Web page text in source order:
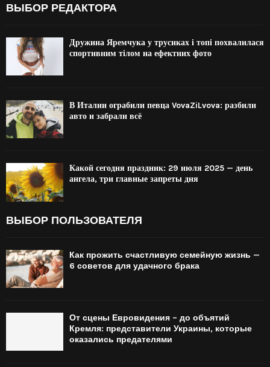
ВЫБОР РЕДАКТОРА
Дружина Яремчука у трусиках і топі похвалилася
спортивним тілом на ефектних фото
В Италии ограбили певца VovaZiLvova: разбили
авто и забрали всё
Какой сегодня праздник: 29 июля 2025 — день
ангела, три главные запреты дня
ВЫБОР ПОЛЬЗОВАТЕЛЯ
Как прожить счастливую семейную жизнь —
6 советов для удачного брака
От сцены Евровидения – до объятий
Кремля: представители Украины, которые
оказались предателями